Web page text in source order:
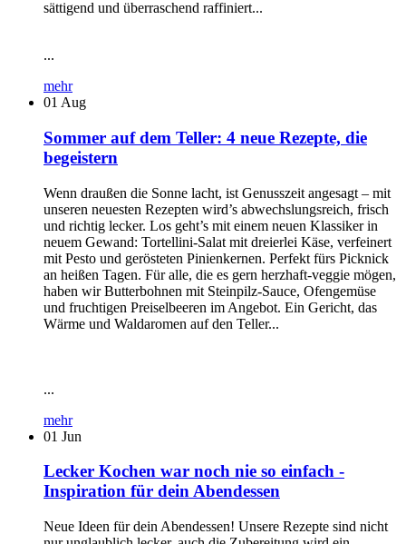
sättigend und überraschend raffiniert...
...
mehr
01 Aug
Sommer auf dem Teller: 4 neue Rezepte, die
begeistern
Wenn draußen die Sonne lacht, ist Genusszeit angesagt – mit
unseren neuesten Rezepten wird’s abwechslungsreich, frisch
und richtig lecker. Los geht’s mit einem neuen Klassiker in
neuem Gewand: Tortellini-Salat mit dreierlei Käse, verfeinert
mit Pesto und gerösteten Pinienkernen. Perfekt fürs Picknick
an heißen Tagen. Für alle, die es gern herzhaft-veggie mögen,
haben wir Butterbohnen mit Steinpilz-Sauce, Ofengemüse
und fruchtigen Preiselbeeren im Angebot. Ein Gericht, das
Wärme und Waldaromen auf den Teller...
...
mehr
01 Jun
Lecker Kochen war noch nie so einfach -
Inspiration für dein Abendessen
Neue Ideen für dein Abendessen! Unsere Rezepte sind nicht